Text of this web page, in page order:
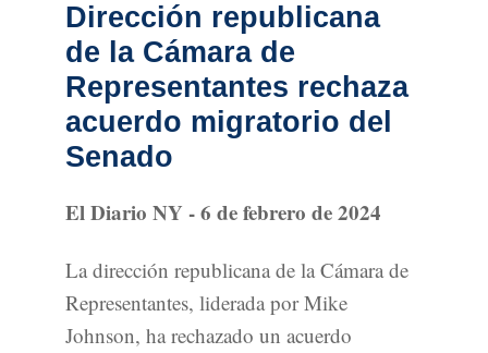
Dirección republicana
de la Cámara de
Representantes rechaza
acuerdo migratorio del
Senado
El Diario NY - 6 de febrero de 2024
La dirección republicana de la Cámara de
Representantes, liderada por Mike
Johnson, ha rechazado un acuerdo